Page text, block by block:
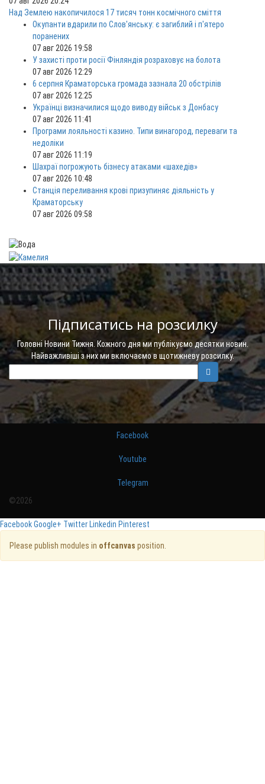
Над Землею накопичилося 17 тисяч тонн космічного сміття
Окупанти вдарили по Слов'янську: є загиблий і п'ятеро
поранених
07 авг 2026 19:58
У захисті проти росії Фінляндія розраховує на болота
07 авг 2026 12:29
6 серпня Краматорська громада зазнала 20 обстрілів
07 авг 2026 12:25
Українці визначилися щодо виводу військ з Донбасу
07 авг 2026 11:41
Програми лояльності казино. Типи винагород, переваги та
недоліки
07 авг 2026 11:19
Шахраї погрожують бізнесу атаками «шахедів»
07 авг 2026 10:48
Станція переливання крові призупиняє діяльність у
Краматорську
07 авг 2026 09:58
Підписатись на розсилку
Головні Новини Тижня. Кожного дня ми публікуємо десятки новин.
Найважливіші з них ми включаємо в щотижневу розсилку.
Facebook
Youtube
Telegram
©2026
FacebookGoogle+ TwitterLinkedin Pinterest
Please publish modules in offcanvas position.